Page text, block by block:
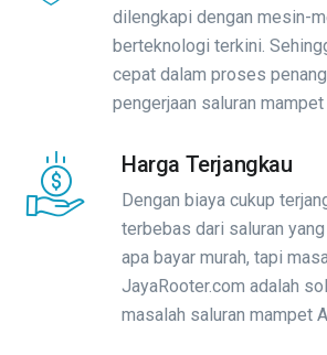
dilengkapi dengan mesin-
berteknologi terkini.
cepat dalam proses
pengerjaan saluran
Harga Terjangkau
Dengan biaya cukup
terbebas dari saluran
apa bayar murah, tapi
JayaRooter.com adalah
masalah saluran mampet